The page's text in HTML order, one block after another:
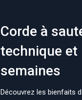
Corde à
technique et
semaines
Découvrez les bienfaits